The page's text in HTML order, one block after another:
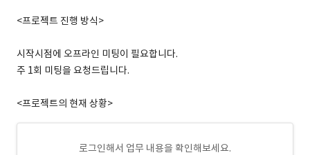
<프로젝트 진행 방식>
시작시점에 오프라인 미팅이 필요합니다.
주 1회 미팅을 요청드립니다.
<프로젝트의 현재 상황>
로그인해서 업무 내용을 확인해보세요.